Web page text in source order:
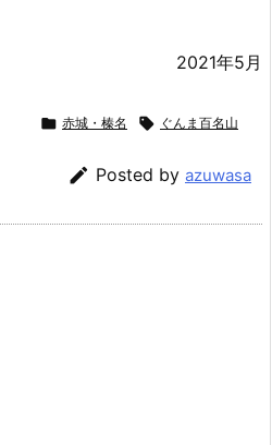
2021年5月
 赤城・榛名  ぐんま百名山
 Posted by azuwasa